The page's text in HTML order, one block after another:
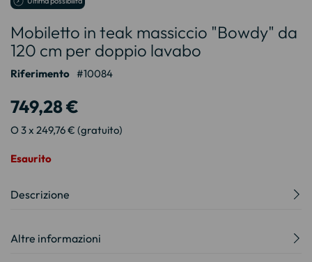
della
galleria
di
immagini
Mobiletto in teak massiccio "Bowdy" da
120 cm per doppio lavabo
Riferimento 10084
749,28 €
O 3 x 249,76 € (gratuito)
Esaurito
Descrizione
Altre informazioni